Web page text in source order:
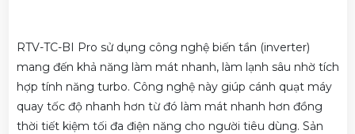
RTV-TC-BI Pro sử dụng công nghệ biến tần (inverter)
mang đến khả năng làm mát nhanh, làm lạnh sâu nhờ tích
hợp tính năng turbo. Công nghệ này giúp cánh quạt máy
quay tốc độ nhanh hơn từ đó làm mát nhanh hơn đồng
thời tiết kiệm tối đa điện năng cho người tiêu dùng. Sản